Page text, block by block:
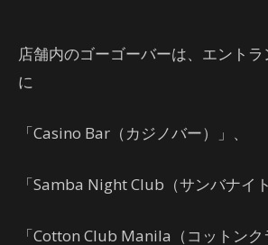
店舗内のゴーゴーバーは、エントラ
に
「Casino Bar（カジノバー）」、
「Samba Night Club（サンバナイ
「Cotton Club Manila（コットンク